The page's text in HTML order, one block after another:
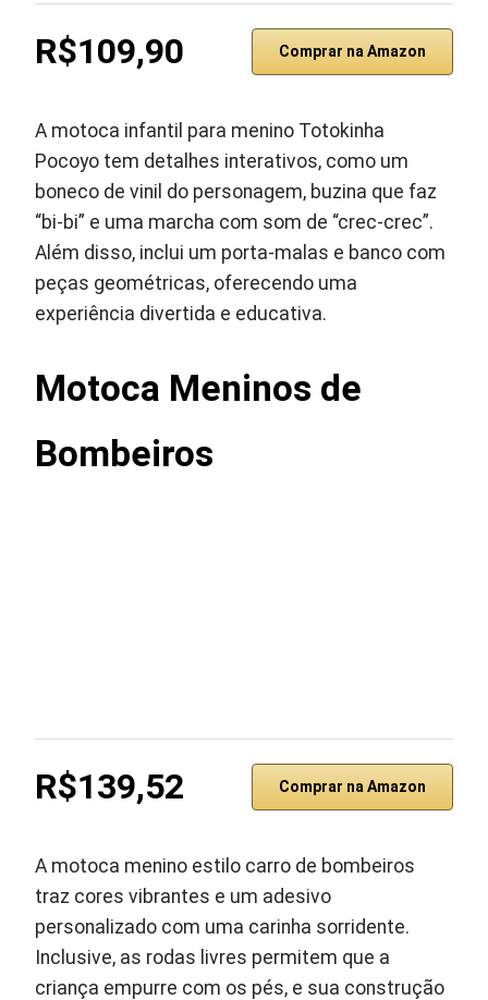
R$109,90 Comprar na Amazon
A motoca infantil para menino Totokinha
Pocoyo tem detalhes interativos, como um
boneco de vinil do personagem, buzina que faz
“bi-bi” e uma marcha com som de “crec-crec”.
Além disso, inclui um porta-malas e banco com
peças geométricas, oferecendo uma
experiência divertida e educativa.
Motoca Meninos de
Bombeiros
R$139,52 Comprar na Amazon
A motoca menino estilo carro de bombeiros
traz cores vibrantes e um adesivo
personalizado com uma carinha sorridente.
Inclusive, as rodas livres permitem que a
criança empurre com os pés, e sua construção